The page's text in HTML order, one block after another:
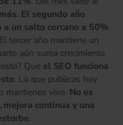
El segundo año
un salto cercano a 50%
tercer año mantiene un
aún suma crecimiento
Que el SEO funciona
. Lo que publicas hoy
mantienes vivo. No es
mejora continua y una
.